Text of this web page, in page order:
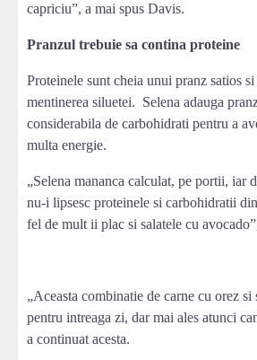
capriciu”, a mai spus Davis.
Pranzul trebuie sa contina proteine
Proteinele sunt cheia unui pranz satios si
mentinerea siluetei. Selena adauga
considerabila de carbohidrati pentru a
multa energie.
„Selena mananca calculat, pe portii, iar
nu-i lipsesc proteinele si carbohidratii
fel de mult ii plac si salatele cu
„Aceasta combinatie de carne cu orez
pentru intreaga zi, dar mai ales atunci
a continuat acesta.